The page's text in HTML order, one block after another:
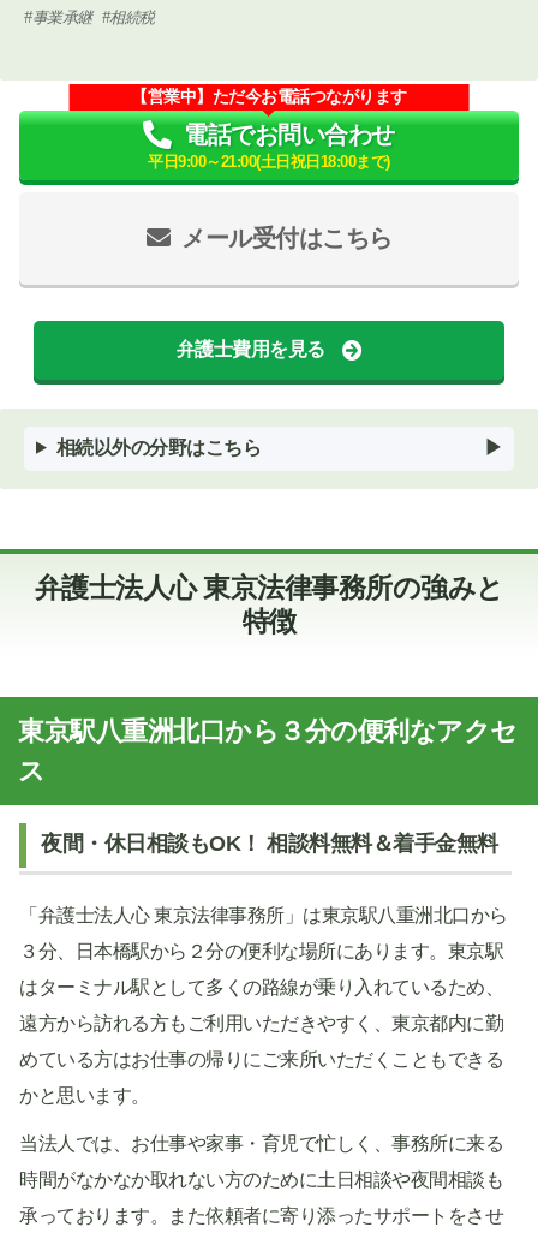
事業承継 相続税
メール受付はこちら
【営業中】ただ今お電話つながります
電話でお問い合わせ
平日9:00～21:00(土日祝日18:00まで)
弁護士費用を見る
相続以外の分野はこちら
弁護士法人心 東京法律事務所の強みと
特徴
東京駅八重洲北口から３分の便利なアクセ
ス
夜間・休日相談もOK！ 相談料無料＆着手金無料
「弁護士法人心 東京法律事務所」は東京駅八重洲北口から
３分、日本橋駅から２分の便利な場所にあります。東京駅
はターミナル駅として多くの路線が乗り入れているため、
遠方から訪れる方もご利用いただきやすく、東京都内に勤
めている方はお仕事の帰りにご来所いただくこともできる
かと思います。
当法人では、お仕事や家事・育児で忙しく、事務所に来る
時間がなかなか取れない方のために土日相談や夜間相談も
承っております。また依頼者に寄り添ったサポートをさせ